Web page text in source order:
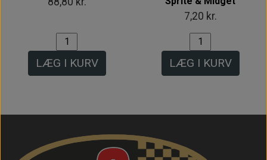
LÆG I KURV
7,20 kr.
LÆG I KURV